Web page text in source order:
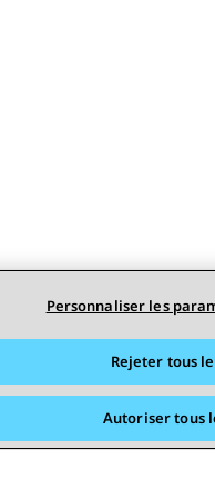
Personnaliser les
Rejeter tous
Autoriser tous